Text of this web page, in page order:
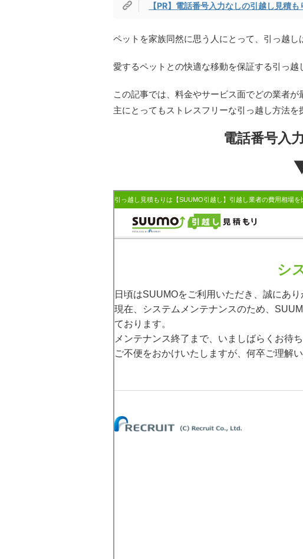
【PR】電話番号入力なしの引越し見積も
ペットを家族同然に思う人にとって、引っ越し
愛するペットとの快適な移動を保証する引っ越
この記事では、料金やサービス面でどの業者
主にとってもストレスフリーな引っ越し方法を
電話番号入